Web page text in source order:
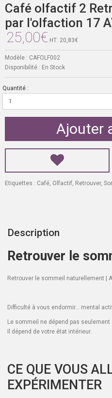
Café olfactif 2
par l'olfaction 17
25,00€ HT: 20,83€
Modèle : CAFOLF002
Disponibilité : En Stock
Quantité :
Ajouter
Etiquettes : Café Olfactif Retrouver,
Description
Retrouver le
Retrouver le sommeil naturellement |
Difficulté à vous endormir… mental
Le sommeil ne dépend pas seulement
Il dépend de votre état intérieur.
CE QUE VOUS
EXPÉRIMENTER